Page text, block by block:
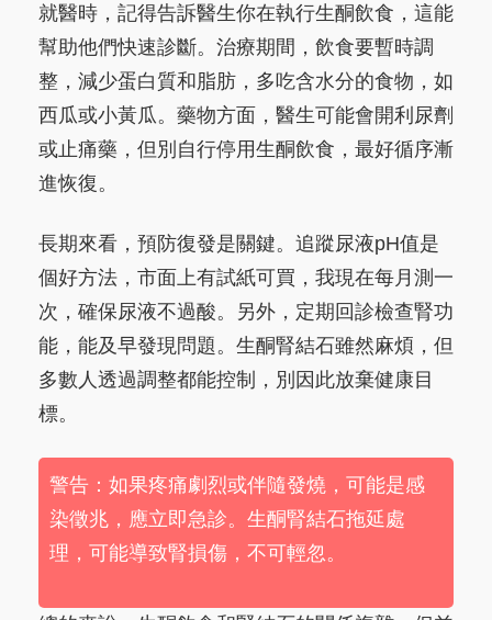
就醫時，記得告訴醫生你在執行生酮飲食，這能
幫助他們快速診斷。治療期間，飲食要暫時調
整，減少蛋白質和脂肪，多吃含水分的食物，如
西瓜或小黃瓜。藥物方面，醫生可能會開利尿劑
或止痛藥，但別自行停用生酮飲食，最好循序漸
進恢復。
長期來看，預防復發是關鍵。追蹤尿液pH值是
個好方法，市面上有試紙可買，我現在每月測一
次，確保尿液不過酸。另外，定期回診檢查腎功
能，能及早發現問題。生酮腎結石雖然麻煩，但
多數人透過調整都能控制，別因此放棄健康目
標。
警告：如果疼痛劇烈或伴隨發燒，可能是感
染徵兆，應立即急診。生酮腎結石拖延處
理，可能導致腎損傷，不可輕忽。